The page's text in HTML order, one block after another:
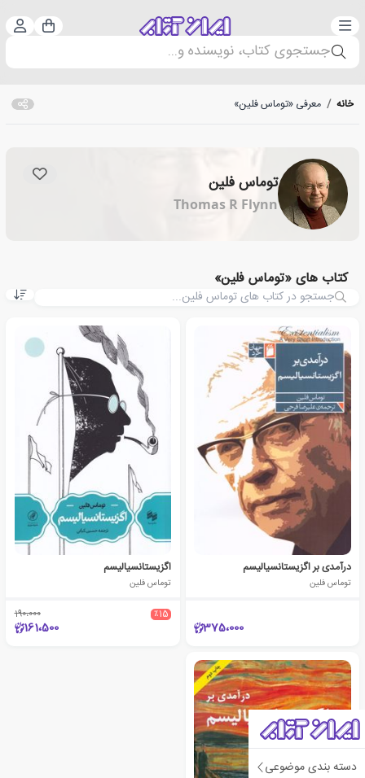
دسته‌بندی سبد
جستجوی کتاب، نویسنده و...
دسته بندی موضوعی
خانه / معرفی «توماس فلین»
توماس فلین
Thomas R Flynn
کتاب های «توماس فلین»
درآمدی بر اگزیستانسیالیسم
توماس فلین
375،000
اگزیستانسیالیسم
توماس فلین
٪15 190،000
161،500